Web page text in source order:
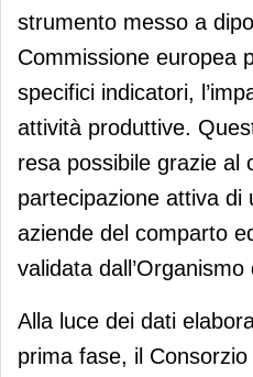
strumento messo a
Commissione europea
specifici indicatori,
attività produttive.
resa possibile grazie al
partecipazione attiva di
aziende del comparto
validata
Alla luce dei dati
prima fase, il